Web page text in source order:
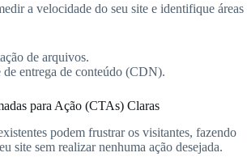
a velocidade do seu site e identifique áreas
de arquivos.
entrega de conteúdo (CDN).
para Ação (CTAs) Claras
podem frustrar os visitantes, fazendo
site sem realizar nenhuma ação desejada.